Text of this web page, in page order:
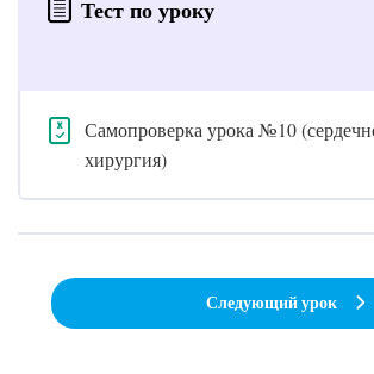
Тест по уроку
Самопроверка урока №10
хирургия)
Следующий урок